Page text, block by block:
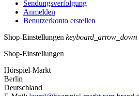
Sendungsverfolgung
Anmelden
Benutzerkonto erstellen
Shop-Einstellungen keyboard_arrow_down
Shop-Einstellungen
Hörspiel-Markt
Berlin
Deutschland